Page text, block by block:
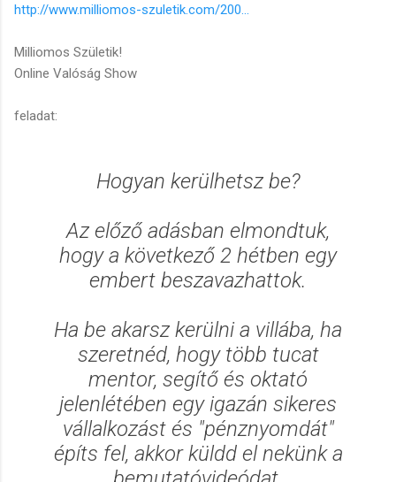
http://www.milliomos-szuletik.com/200...
Milliomos Születik!
Online Valóság Show
feladat:
Hogyan kerülhetsz be?
Az előző adásban elmondtuk,
hogy a következő 2 hétben egy
embert beszavazhattok.
Ha be akarsz kerülni a villába, ha
szeretnéd, hogy több tucat
mentor, segítő és oktató
jelenlétében egy igazán sikeres
vállalkozást és "pénznyomdát"
építs fel, akkor küldd el nekünk a